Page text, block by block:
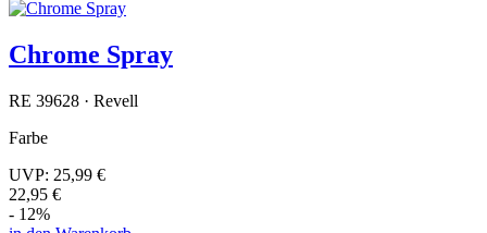
Chrome Spray
RE 39628 · Revell
Farbe
UVP: 25,99 €
22,95 €
- 12%